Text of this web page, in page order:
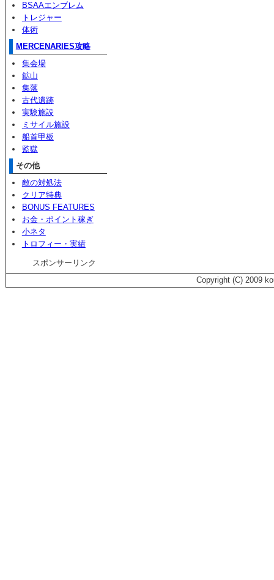
BSAAエンブレム
トレジャー
体術
MERCENARIES攻略
集会場
鉱山
集落
古代遺跡
実験施設
ミサイル施設
船首甲板
監獄
その他
敵の対処法
クリア特典
BONUS FEATURES
お金・ポイント稼ぎ
小ネタ
トロフィー・実績
スポンサーリンク
Copyright (C) 2009